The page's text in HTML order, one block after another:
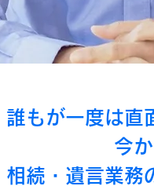
誰もが一度は直
今
相続・遺言業務